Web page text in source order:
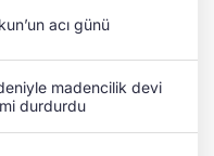
acı günü
madencilik devi
durdurdu